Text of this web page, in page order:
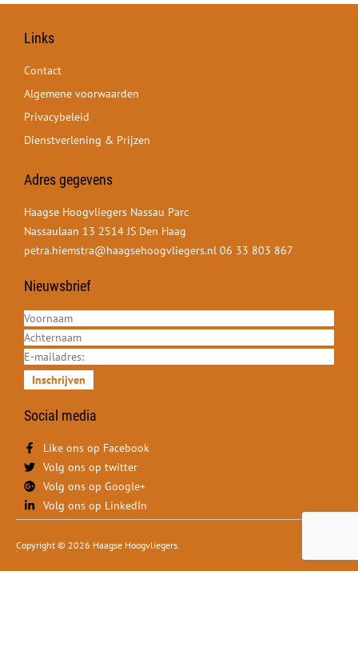
Links
Contact
Algemene voorwaarden
Privacybeleid
Dienstverlening & Prijzen
Adres gegevens
Haagse Hoogvliegers Nassau Parc
Nassaulaan 13 2514 JS Den Haag
petra.hiemstra@haagsehoogvliegers.nl 06 33 803 867
Nieuwsbrief
Inschrijven
Social media
Like ons op Facebook
Volg ons op twitter
Volg ons op Google+
Volg ons op LinkedIn
Copyright © 2026 Haagse Hoogvliegers.